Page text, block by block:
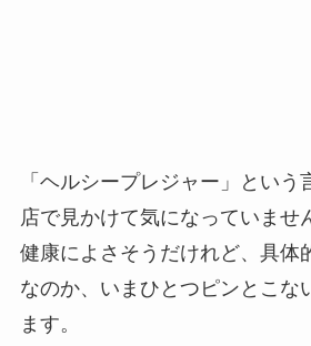
「ヘルシープレジャー」という
店で見かけて気になっていませ
健康によさそうだけれど、具体
なのか、いまひとつピンとこな
ます。